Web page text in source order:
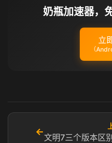
奶瓶加速器，
立
（
←
文明7三个版本区